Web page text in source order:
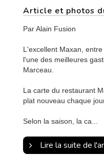
Article et photos
Par Alain Fusion
L'excellent Maxan,
l'une des meilleures
Marceau.
La carte du restaurant
plat nouveau chaque
Selon la saison, la ca...
Lire la suite de